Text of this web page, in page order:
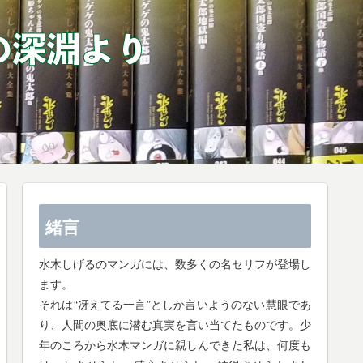
緒言
水木しげるのマンガには、数多くの名セリフが登場し
ます。
それは“冴えてる一言”としか言いようのない慧眼であ
り、人間の奥底に潜む真実を言い当てたものです。少
年のころから水木マンガに親しんできた私は、何度も